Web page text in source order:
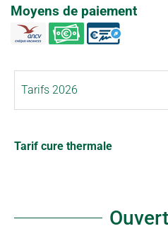
Moyens de paiement
Tarif cure thermale